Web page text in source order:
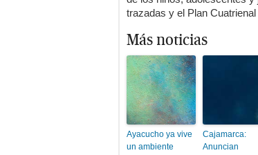
trazadas y el Plan
Más noticias
Ayacucho ya vive
un ambiente
Cajamarca:
Anuncian